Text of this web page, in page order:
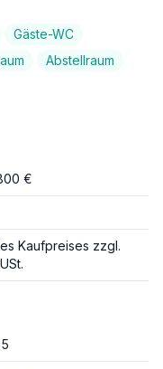
Gäste-WC
Abstellraum
€
Kaufpreises zzgl.